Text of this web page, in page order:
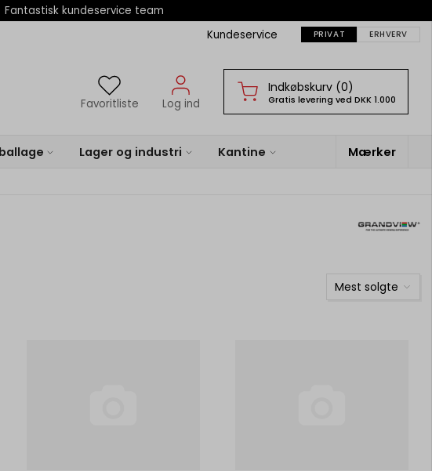
kundeservice team
Kundeservice PRIVAT ERHVERV
Favoritliste
Log ind
Indkøbskurv (0)
Gratis levering ved DKK 1.000
Lager og industri Kantine Mærker
Mest solgte